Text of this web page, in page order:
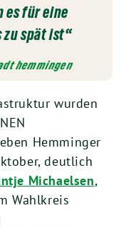
es für eine
zu spät ist“
hemmingen
wurden
Hemminger
deutlich
Michaelsen,
Wahlkreis